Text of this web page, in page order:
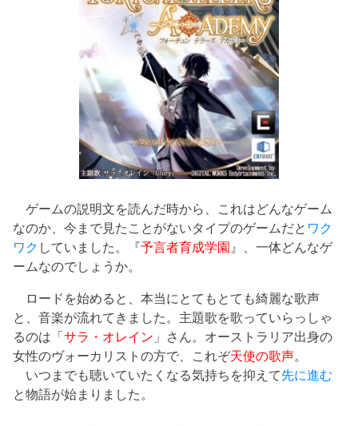
ゲームの説明文を読んだ時から、これはどんなゲーム
なのか、今まで見たことがないタイプのゲームだと ワク
ワク していました。『予言者育成学園 』、一体どんなゲ
ームなのでしょうか。
ロードを始めると、本当にとてもとても綺麗な歌声
と、音楽が流れてきました。主題歌を歌っていらっしゃ
るのは「サラ・オレイン 」さん。オーストラリア出身の
女性のヴォーカリストの方で、これぞ天使の歌声。
いつまでも聴いていたくなる気持ちを抑えて先に進む
と物語が始まりました。